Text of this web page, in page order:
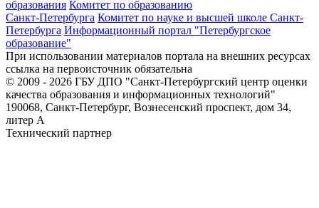
образования Комитет по образованию
Санкт-Петербурга Комитет по науке и высшей школе Санкт-
Петербурга Информационный портал "Петербургское
образование"
При использовании материалов портала на внешних ресурсах
ссылка на первоисточник обязательна
© 2009 - 2026 ГБУ ДПО "Санкт-Петербургский центр оценки
качества образования и информационных технологий"
190068, Санкт-Петербург, Вознесенский проспект, дом 34,
литер А
Технический партнер